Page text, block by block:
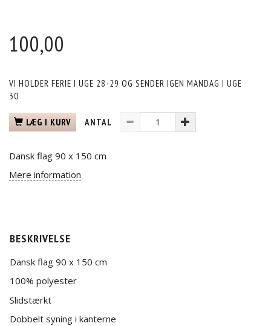
100,00
VI HOLDER FERIE I UGE 28-29 OG SENDER IGEN MANDAG I UGE
30
LÆG I KURV ANTAL
Dansk flag 90 x 150 cm
Mere information
BESKRIVELSE
Dansk flag 90 x 150 cm
100% polyester
Slidstærkt
Dobbelt syning i kanterne